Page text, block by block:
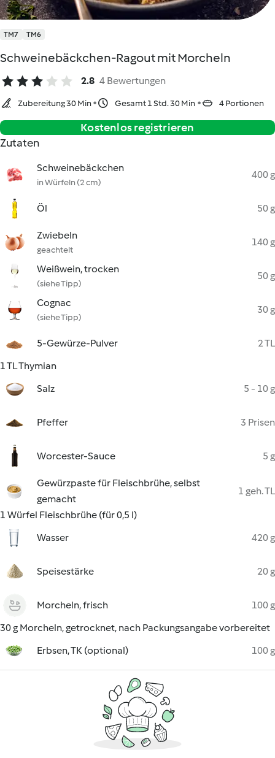
TM7 TM6
Schweinebäckchen-Ragout mit Morcheln
2.8 4 Bewertungen
Zubereitung 30 Min Gesamt 1 Std. 30 Min 4 Portionen
Kostenlos registrieren
Zutaten
Schweinebäckchen
in Würfeln (2 cm)
400 g
Öl 50 g
Zwiebeln
geachtelt
140 g
Weißwein, trocken
(siehe Tipp)
50 g
Cognac
(siehe Tipp)
30 g
5-Gewürze-Pulver
2 TL
1 TL Thymian
Salz
5 - 10 g
Pfeffer 3 Prisen
Worcester-Sauce 5 g
Gewürzpaste für Fleischbrühe, selbst
gemacht
1 geh. TL
1 Würfel Fleischbrühe (für 0,5 l)
Wasser
420 g
Speisestärke 20 g
Morcheln, frisch
100 g
30 g Morcheln, getrocknet, nach Packungsangabe vorbereitet
Erbsen, TK (optional)
100 g